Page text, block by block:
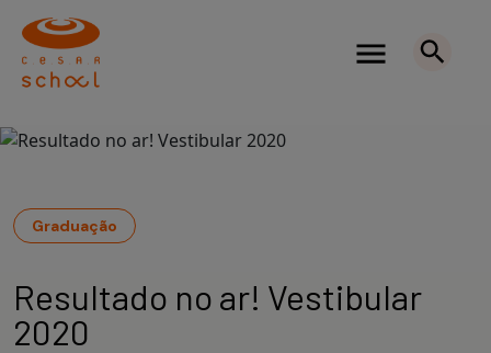
Graduação
Resultado no ar! Vestibular
2020